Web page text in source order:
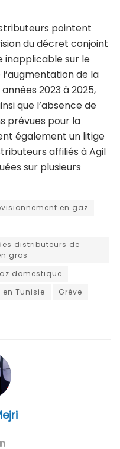
pointent
du décret conjoint
inapplicable sur le
de la
2023 à 2025,
que l’absence de
prévues pour la
également un litige
affiliés à Agil
sur plusieurs
en gaz
distributeurs de
gros
domestique
Tunisie
Grève